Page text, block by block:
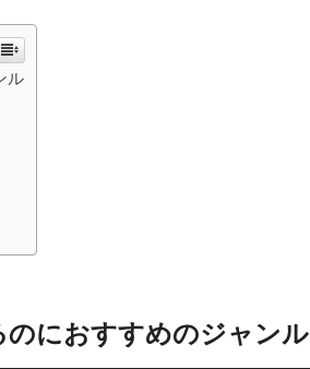
ル
のにおすすめのジャンル